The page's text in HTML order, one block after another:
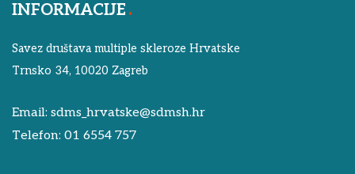
INFORMACIJE
Savez društava multiple skleroze Hrvatske
Trnsko 34, 10020 Zagreb
Email: sdms_hrvatske@sdmsh.hr
Telefon: 01 6554 757